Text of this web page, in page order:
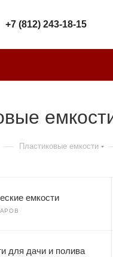
+7 (812) 243-18-15
— Пластиковые емкости
емкости
для дачи и полива